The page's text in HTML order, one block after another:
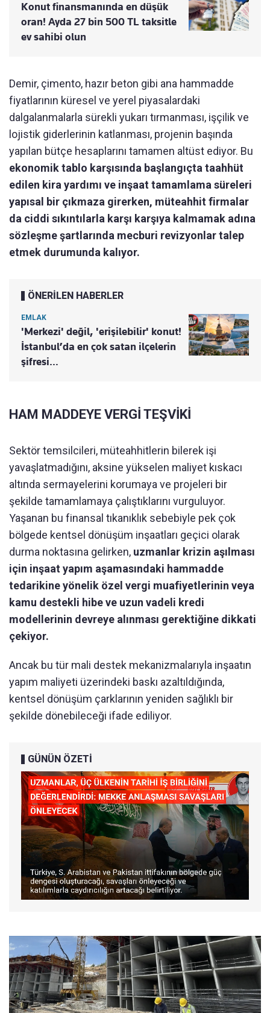
Konut finansmanında en düşük
oran! Ayda 27 bin 500 TL taksitle
ev sahibi olun
Demir, çimento, hazır beton gibi ana hammadde
fiyatlarının küresel ve yerel piyasalardaki
dalgalanmalarla sürekli yukarı tırmanması, işçilik ve
lojistik giderlerinin katlanması, projenin başında
yapılan bütçe hesaplarını tamamen altüst ediyor. Bu
ekonomik tablo karşısında başlangıçta taahhüt
edilen kira yardımı ve inşaat tamamlama süreleri
yapısal bir çıkmaza girerken, müteahhit firmalar
da ciddi sıkıntılarla karşı karşıya kalmamak adına
sözleşme şartlarında mecburi revizyonlar talep
etmek durumunda kalıyor.
ÖNERİLEN HABERLER
EMLAK
'Merkezi' değil, 'erişilebilir' konut!
İstanbul’da en çok satan ilçelerin
şifresi…
HAM MADDEYE VERGİ TEŞVİKİ
Sektör temsilcileri, müteahhitlerin bilerek işi
yavaşlatmadığını, aksine yükselen maliyet kıskacı
altında sermayelerini korumaya ve projeleri bir
şekilde tamamlamaya çalıştıklarını vurguluyor.
Yaşanan bu finansal tıkanıklık sebebiyle pek çok
bölgede kentsel dönüşüm inşaatları geçici olarak
durma noktasına gelirken, uzmanlar krizin aşılması
için inşaat yapım aşamasındaki hammadde
tedarikine yönelik özel vergi muafiyetlerinin veya
kamu destekli hibe ve uzun vadeli kredi
modellerinin devreye alınması gerektiğine dikkati
çekiyor.
Ancak bu tür mali destek mekanizmalarıyla inşaatın
yapım maliyeti üzerindeki baskı azaltıldığında,
kentsel dönüşüm çarklarının yeniden sağlıklı bir
şekilde dönebileceği ifade ediliyor.
GÜNÜN ÖZETİ